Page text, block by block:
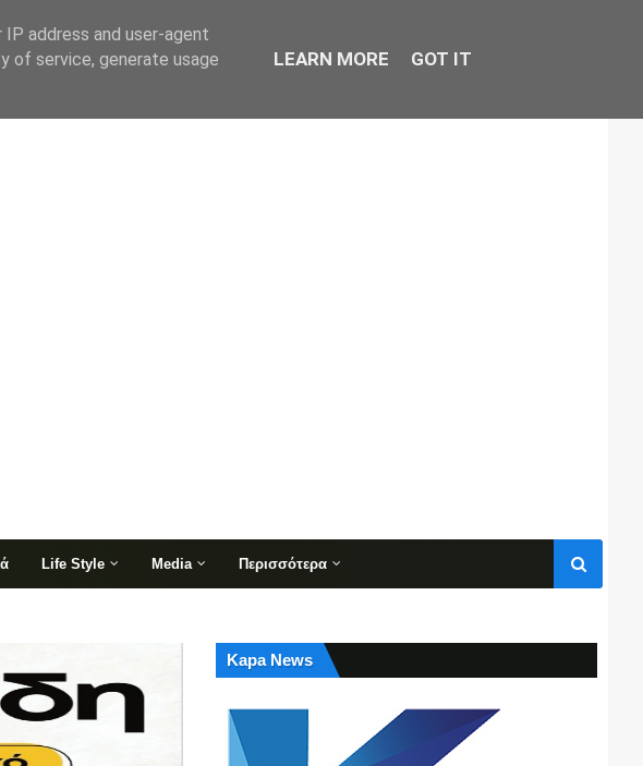
Life Style Media Περισσότερα
Kapa News
address and user-agent
of service, generate usage
LEARN MORE GOT IT